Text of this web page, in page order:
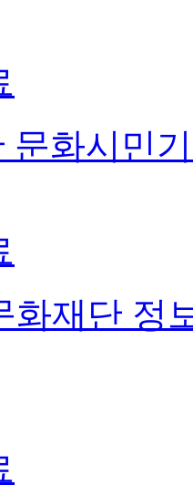
문화시민
화재단 정